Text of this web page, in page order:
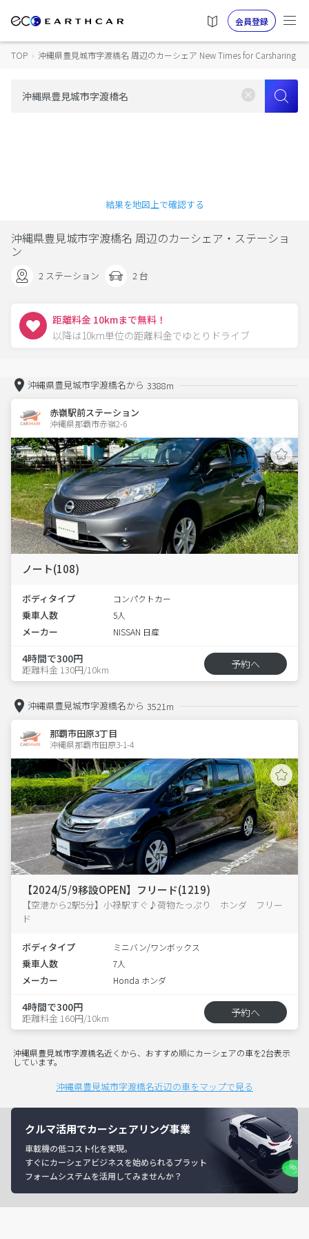
会員登録
TOP › 沖縄県豊見城市字渡橋名 周辺のカーシェア New Times for Carsharing
結果を地図上で確認する
沖縄県豊見城市字渡橋名 周辺のカーシェア・ステーショ
ン
2 ステーション 2 台
距離料金 10kmまで無料！
以降は10km単位の距離料金でゆとりドライブ
沖縄県豊見城市字渡橋名から 3388m
赤嶺駅前ステーション
沖縄県那覇市赤嶺2-6
ノート(108)
ボディタイプ コンパクトカー
乗車人数 5人
メーカー NISSAN 日産
4時間で300円
距離料金 130円/10km 予約へ
沖縄県豊見城市字渡橋名から 3521m
那覇市田原3丁目
沖縄県那覇市田原3-1-4
【2024/5/9移設OPEN】フリード(1219)
【空港から2駅5分】小禄駅すぐ♪荷物たっぷり ホンダ フリー
ド
ボディタイプ ミニバン/ワンボックス
乗車人数 7人
メーカー Honda ホンダ
4時間で300円
距離料金 160円/10km 予約へ
沖縄県豊見城市字渡橋名近くから、おすすめ順にカーシェアの車を2台表示
しています。
沖縄県豊見城市字渡橋名近辺の車をマップで見る
クルマ活用でカーシェアリング事業
車載機の低コスト化を実現。
すぐにカーシェアビジネスを始められるプラット
フォームシステムを活用してみませんか？